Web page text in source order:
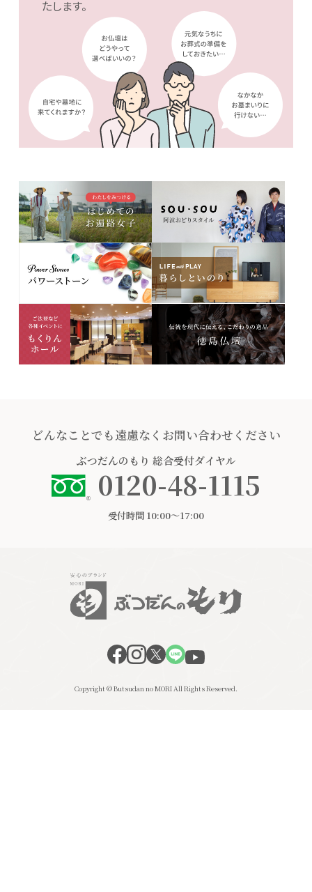
たします。
どんなことでも遠慮なくお問い合わせください
ぶつだんのもり 総合受付ダイヤル
0120-48-1115
受付時間 10:00〜17:00
Copyright © Butsudan no MORI All Rights Reserved.